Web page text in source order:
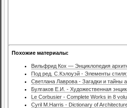
Похожие материалы:
Вильфрид Кох — Энциклопедия
Под ред. С.Кэлоуэй - Элементы
Светлана Лаврова - Загадки и тайны
Булгаков Е.И. - Художественная
Le Corbusier - Complete Works in 8
Cyril M.Harris - Dictionary of